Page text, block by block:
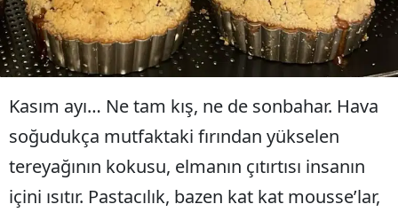
Kasım ayı… Ne tam kış, ne de sonbahar. Hava
soğudukça mutfaktaki fırından yükselen
tereyağının kokusu, elmanın çıtırtısı insanın
içini ısıtır. Pastacılık, bazen kat kat mousse’lar,